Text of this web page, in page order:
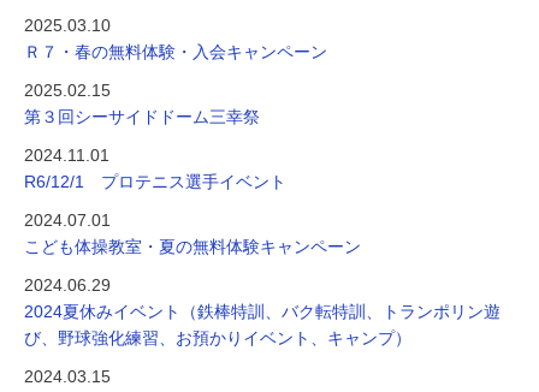
2025.03.10
Ｒ７・春の無料体験・入会キャンペーン
2025.02.15
第３回シーサイドドーム三幸祭
2024.11.01
R6/12/1 プロテニス選手イベント
2024.07.01
こども体操教室・夏の無料体験キャンペーン
2024.06.29
2024夏休みイベント（鉄棒特訓、バク転特訓、トランポリン遊
び、野球強化練習、お預かりイベント、キャンプ）
2024.03.15